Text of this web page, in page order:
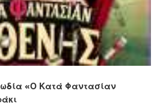
«Ο Κατά Φαντασίαν